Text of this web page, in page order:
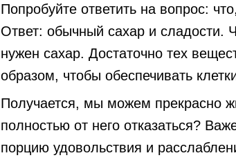
Попробуйте ответить на вопрос:
Ответ: обычный сахар и сладости.
нужен сахар. Достаточно тех
образом, чтобы обеспечивать
Получается, мы можем прекрасно
полностью от него отказаться?
порцию удовольствия и